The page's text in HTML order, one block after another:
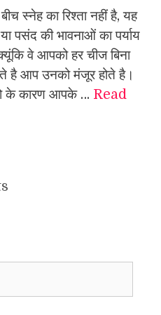
स्नेह का रिश्ता नहीं है, यह
पसंद की भावनाओं का पर्याय
वे आपको हर चीज बिना
है आप उनको मंजूर होते है।
के कारण आपके … Read